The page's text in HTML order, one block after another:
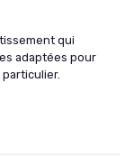
qui
adaptées pour